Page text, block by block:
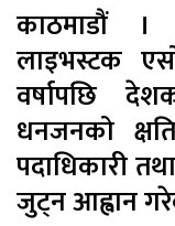
काठमाडौं ।
लाइभस्टक
वर्षापछि
धनजनको
पदाधिकारी
जुट्न आह्वान